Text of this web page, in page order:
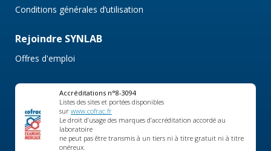
Conditions générales d’utilisation
Rejoindre SYNLAB
Offres d'emploi
Accréditations n°8-3094
Listes des sites et portées disponibles
sur www.cofrac.fr
Le droit d’usage des marques d’accréditation accordé au
laboratoire
ne peut pas être transmis à un tiers ni à titre gratuit ni à titre
onéreux.